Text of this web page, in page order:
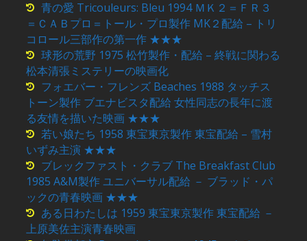
青の愛 Tricouleurs: Bleu 1994 ＭＫ２＝ＦＲ３
＝ＣＡＢプロ＝トール・プロ製作 MK２配給 – トリ
コロール三部作の第一作 ★★★
球形の荒野 1975 松竹製作・配給 – 終戦に関わる
松本清張ミステリーの映画化
フォエバー・フレンズ Beaches 1988 タッチス
トーン製作 ブエナビスタ配給 女性同志の長年に渡
る友情を描いた映画 ★★★
若い娘たち 1958 東宝東京製作 東宝配給 – 雪村
いずみ主演 ★★★
ブレックファスト・クラブ The Breakfast Club
1985 A&M製作 ユニバーサル配給 － ブラッド・パ
ックの青春映画 ★★★
ある日わたしは 1959 東宝東京製作 東宝配給 －
上原美佐主演青春映画